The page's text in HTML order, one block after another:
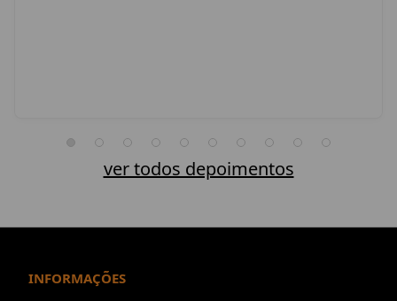
ver todos depoimentos
INFORMAÇÕES